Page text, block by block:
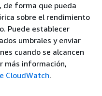
de forma que pueda
sobre el rendimiento
Puede establecer
umbrales y enviar
cuando se alcancen
más información,
CloudWatch.